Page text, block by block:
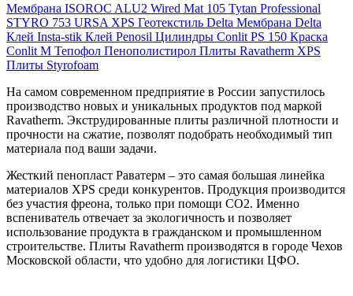
Мембрана ISOROC ALU2 Wired Mat 105 Tytan Professional
STYRO 753 URSA XPS Геотекстиль Delta Мембрана Delta
Клей Insta-stik Клей Penosil Цилиндры Conlit PS 150 Краска
Conlit М Тепофол Пенополистирол Плиты Ravatherm XPS
Плиты Styrofoam
На самом современном предприятие в России запустилось
производство новых и уникальных продуктов под маркой
Ravatherm. Экструдированные плиты различной плотности и
прочности на сжатие, позволят подобрать необходимый тип
материала под ваши задачи.
Жесткий пенопласт Раватерм – это самая большая линейка
материалов XPS среди конкурентов. Продукция производится
без участия фреона, только при помощи СО2. Именно
вспениватель отвечает за экологичность и позволяет
использование продукта в гражданском и промышленном
строительстве. Плиты Ravatherm производятся в городе Чехов
Московской области, что удобно для логистики ЦФО.